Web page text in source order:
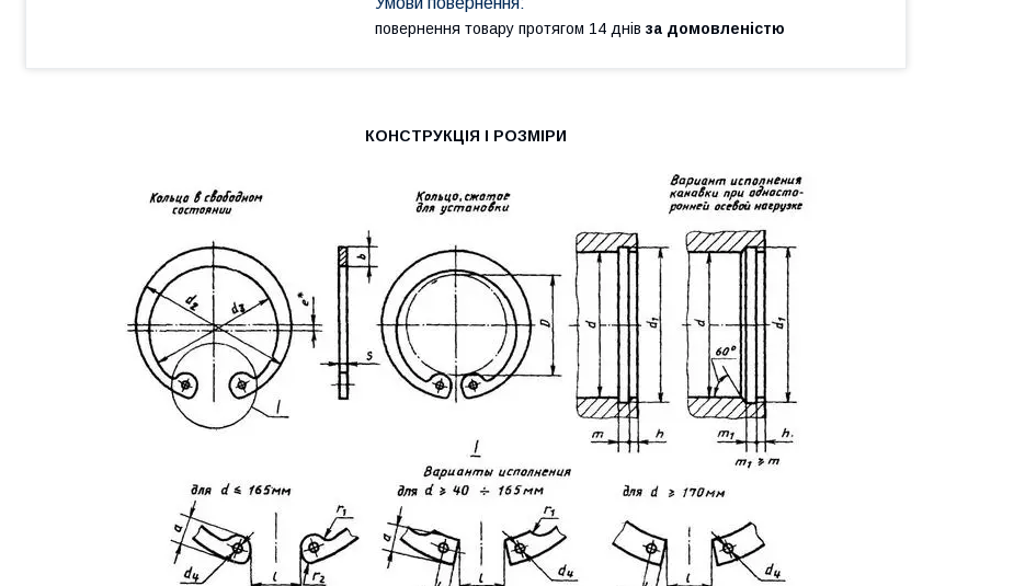
повернення товару протягом 14 днів за домовленістю
КОНСТРУКЦІЯ І РОЗМІРИ